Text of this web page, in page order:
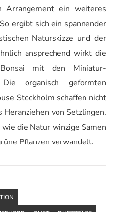
Arrangement ein weiteres
ergibt sich ein spannender
Naturskizze und der
ansprechend wirkt die
mit den Miniatur-
Die organisch geformten
Stockholm schaffen nicht
von Setzlingen.
die Natur winzige Samen
Pflanzen verwandelt.